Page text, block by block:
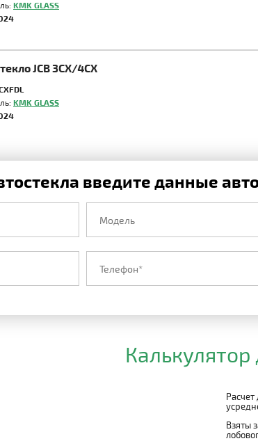
KMK GLASS
JCB 3CX/4CX
KMK GLASS
введите данные
Калькулятор
Взяты